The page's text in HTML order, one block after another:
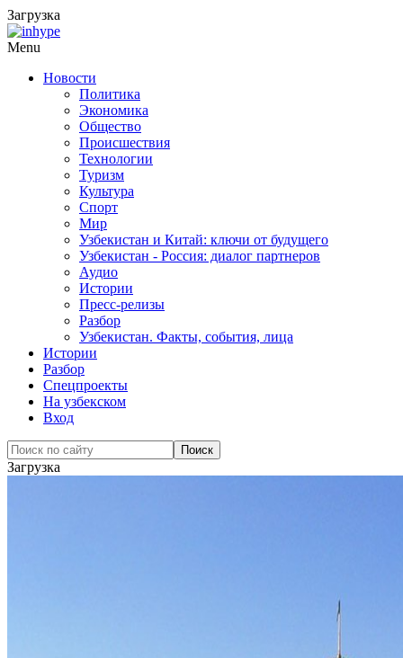
Загрузка
Menu
Новости
Политика
Экономика
Общество
Происшествия
Технологии
Туризм
Культура
Спорт
Мир
Узбекистан и Китай: ключи от будущего
Узбекистан - Россия: диалог партнеров
Аудио
Истории
Пресс-релизы
Разбор
Узбекистан. Факты, события, лица
Истории
Разбор
Спецпроекты
На узбекском
Вход
Загрузка